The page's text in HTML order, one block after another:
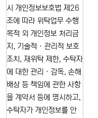
시 개인정보보호법 제26
조에 따라 위탁업무 수행
목적 외 개인정보 처리금
지, 기술적ㆍ관리적 보호
조치, 재위탁 제한, 수탁자
에 대한 관리ㆍ감독, 손해
배상 등 책임에 관한 사항
을 계약서 등에 명시하고,
수탁자가 개인정보를 안